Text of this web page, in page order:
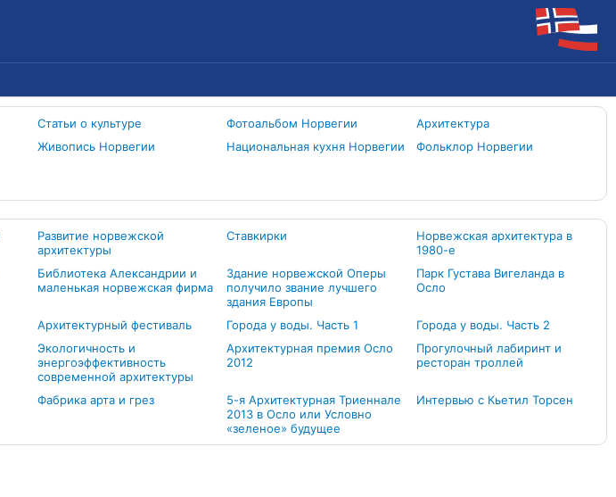
Статьи о культуре Фотоальбом Норвегии
Архитектура
Живопись Норвегии Национальная кухня Норвегии
Фольклор Норвегии
Развитие норвежской
архитектуры
Ставкирки
Норвежская архитектура в
1980-е
Библиотека Александрии и
маленькая норвежская фирма
Здание норвежской Оперы
получило звание лучшего
здания Европы
Парк Густава Вигеланда в
Осло
Архитектурный фестиваль Города у воды. Часть 1
Города у воды. Часть 2
Экологичность и
энергоэффективность
современной архитектуры
Архитектурная премия Осло
2012
Прогулочный лабиринт и
ресторан троллей
Фабрика арта и грез
5-я Архитектурная Триеннале
2013 в Осло или Условно
«зеленое» будущее
Интервью с Кьетил Торсен